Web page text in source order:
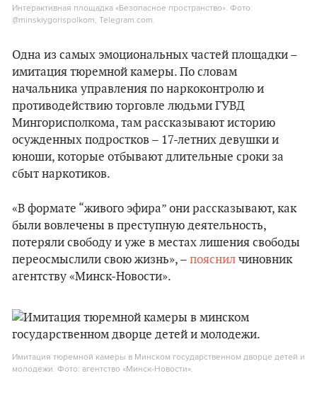
Интерактивная площадка «Безопасное пространство». Фото:
@minskiygorispolkom, Telegram.com.
Одна из самых эмоциональных частей площадки –
имитация тюремной камеры. По словам
начальника управления по наркоконтролю и
противодействию торговле людьми ГУВД
Мингорисполкома, там рассказывают историю
осужденных подростков – 17-летних девушки и
юноши, которые отбывают длительные сроки за
сбыт наркотиков.
«В формате “живого эфира” они рассказывают, как
были вовлечены в преступную деятельность,
потеряли свободу и уже в местах лишения свободы
переосмыслили свою жизнь», – пояснил чиновник
агентству «Минск-Новости».
Имитация тюремной камеры в Минском государственном дворце детей и
молодежи. Фото: агентство «Минск-Новости».